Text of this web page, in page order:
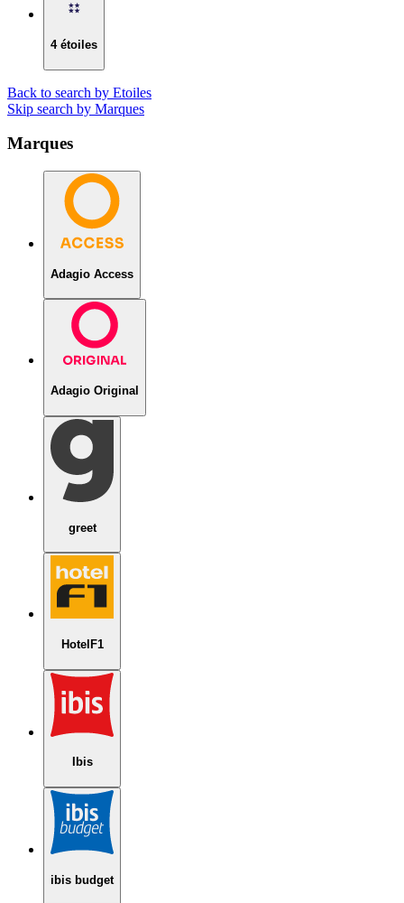
4 étoiles
Back to search by Etoiles
Skip search by Marques
Marques
Adagio Access
Adagio Original
greet
HotelF1
Ibis
ibis budget